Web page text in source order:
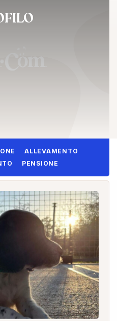
ALLEVAMENTO
PENSIONE